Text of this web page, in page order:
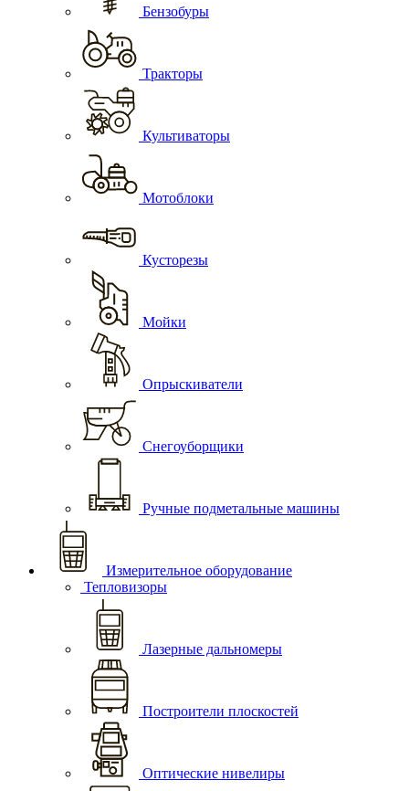
Бензобуры
Тракторы
Культиваторы
Мотоблоки
Кусторезы
Мойки
Опрыскиватели
Снегоуборщики
Ручные подметальные машины
Измерительное оборудование
Тепловизоры
Лазерные дальномеры
Построители плоскостей
Оптические нивелиры